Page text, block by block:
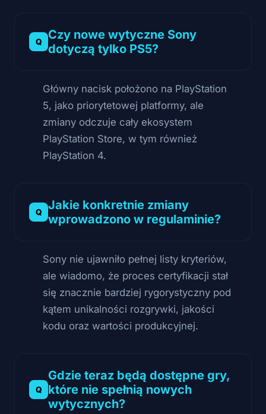
Czy nowe wytyczne Sony
dotyczą tylko PS5?
Główny nacisk położono na PlayStation
5, jako priorytetowej platformy, ale
zmiany odczuje cały ekosystem
PlayStation Store, w tym również
PlayStation 4.
Jakie konkretnie zmiany
wprowadzono w regulaminie?
Sony nie ujawniło pełnej listy kryteriów,
ale wiadomo, że proces certyfikacji stał
się znacznie bardziej rygorystyczny pod
kątem unikalności rozgrywki, jakości
kodu oraz wartości produkcyjnej.
Gdzie teraz będą dostępne gry,
które nie spełnią nowych
wytycznych?